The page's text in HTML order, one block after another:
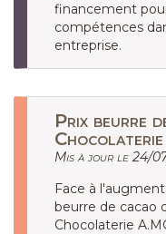
financement
compétences
entreprise.
Prix beurre
Mis à jour le 24/
Face à
beurre de cacao
Chocolaterie